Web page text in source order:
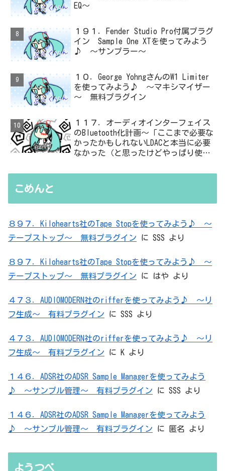
EQ～
１９１．Fender Studio Pro付属プラグ
イン Sample One XTを使ってみよう
♪ ～サンプラー～
１０．George YohngさんのW1 Limiter
を使ってみよう♪ ～マキシマイザー
～ 無料プラグイン
１１７．オーディオインターフェイス
のBluetooth化計画～「ここまで必要な
かったかもしれないLDACと本当に必要
なかった（と思ったけどやっぱり使っ
無駄を重ねた結論はシンプルだった
こめんと
８９７．Kilohearts社のTape Stopを使ってみよう♪ ～
テープストップ～ 無料プラグイン に SSS より
８９７．Kilohearts社のTape Stopを使ってみよう♪ ～
テープストップ～ 無料プラグイン に はや より
４７３．AUDIOMODERN社のrifferを使ってみよう♪ ～リ
フ生成～ 有料プラグイン に SSS より
４７３．AUDIOMODERN社のrifferを使ってみよう♪ ～リ
フ生成～ 有料プラグイン に K より
１４６．ADSR社のADSR Sample Managerを使ってみよう
♪ ～サンプル管理～ 有料プラグイン に SSS より
１４６．ADSR社のADSR Sample Managerを使ってみよう
♪ ～サンプル管理～ 有料プラグイン に 匿名 より
ようつべ